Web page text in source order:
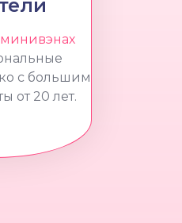
минивэнах
с большим
от 20 лет.